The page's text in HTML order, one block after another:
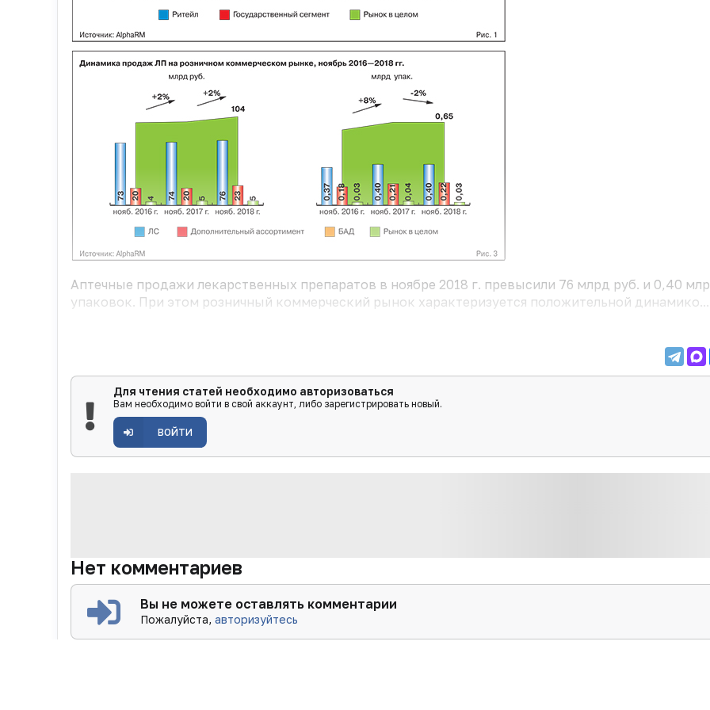
Аптечные продажи лекарственных препаратов в ноябре 2018 г. превысили 76 млрд руб. и 0,40
упаковок. При этом розничный коммерческий рынок характеризуется положительной динамико...
Для чтения статей необходимо авторизоваться
Вам необходимо войти в свой аккаунт, либо зарегистрировать новый.
ВОЙТИ
Нет комментариев
Вы не можете оставлять комментарии
Пожалуйста,авторизуйтесь